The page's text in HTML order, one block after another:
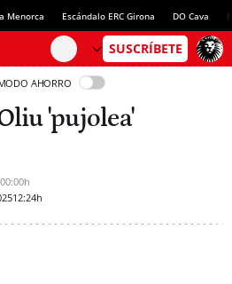
Menorca Escándalo ERC Girona DO Cava
AHORRO
'pujolea'
00:00h
12:24h